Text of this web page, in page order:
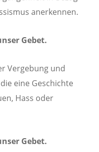
anerkennen.
Gebet.
Vergebung und
eine Geschichte
Hass oder
Gebet.